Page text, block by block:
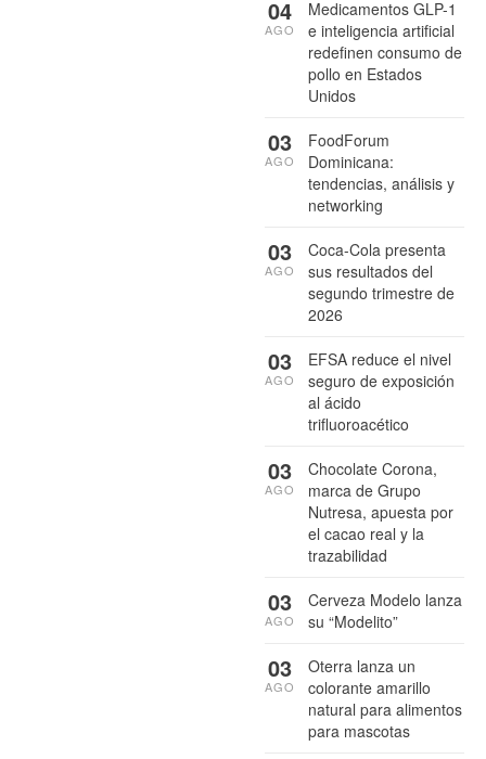
Medicamentos GLP-1
e inteligencia artificial
redefinen consumo de
pollo en Estados
Unidos
04
AGO
FoodForum
Dominicana:
tendencias, análisis y
networking
03
AGO
Coca-Cola presenta
sus resultados del
segundo trimestre de
2026
03
AGO
EFSA reduce el nivel
seguro de exposición
al ácido
trifluoroacético
03
AGO
Chocolate Corona,
marca de Grupo
Nutresa, apuesta por
el cacao real y la
trazabilidad
03
AGO
Cerveza Modelo lanza
su “Modelito”
03
AGO
Oterra lanza un
colorante amarillo
natural para alimentos
para mascotas
03
AGO